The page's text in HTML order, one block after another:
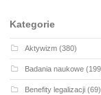
Kategorie
Aktywizm (380)
Badania naukowe
Benefity legalizacji (69)